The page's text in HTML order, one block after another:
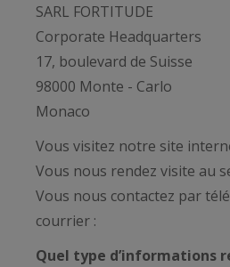
SARL FORTITUDE
Corporate Headquarters
17, boulevard de Suisse
98000 Monte - Carlo
Monaco
Vous visitez notre site
Vous nous rendez visite au
Vous nous contactez par
courrier :
Quel type d’informations